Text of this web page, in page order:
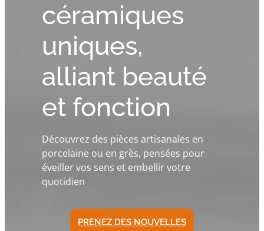
céramiques
uniques,
alliant beauté
et fonction
Découvrez des pièces artisanales en
porcelaine ou en grès, pensées pour
éveiller vos sens et embellir votre
quotidien
PRENEZ DES NOUVELLES